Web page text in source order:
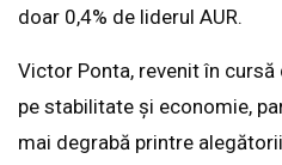
doar 0,4% de liderul AUR.
Victor Ponta, revenit în
pe stabilitate și economie,
mai degrabă printre